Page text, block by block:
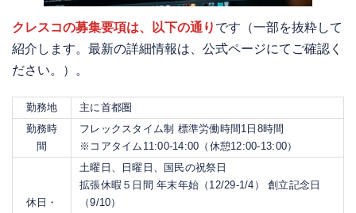
クレスコの募集要項は、以下の通り です（一部を抜粋して
紹介します。最新の詳細情報は、公式ページにてご確認く
ださい。）。
勤務地
主に首都圏
勤務時
間
フレックスタイム制 標準労働時間1日8時間
※コアタイム11:00-14:00（休憩12:00-13:00）
休日・
土曜日、日曜日、国民の祝祭日
拡張休暇５日間 年末年始（12/29-1/4） 創立記念日
（9/10）